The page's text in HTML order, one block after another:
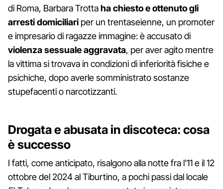
di Roma, Barbara Trottaha chiesto e ottenuto gli
arresti domiciliari per un trentaseienne, un promoter
e impresario di ragazze immagine: è accusato di
violenza sessuale aggravata, per aver agito mentre
la vittima si trovava in condizioni di inferiorità fisiche e
psichiche, dopo averle somministrato sostanze
stupefacenti o narcotizzanti.
Drogata e abusata in discoteca: cosa
è successo
I fatti, come anticipato, risalgono alla notte fra l'11 e il 12
ottobre del 2024 al Tiburtino, a pochi passi dal locale